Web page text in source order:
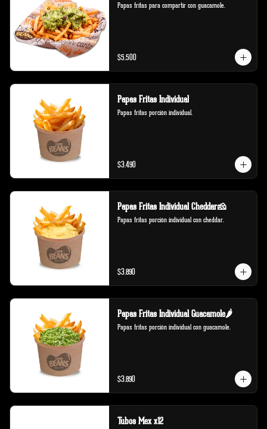
Papas fritas para compartir con guacamole.
$5.500
Papas Fritas Individual
Papas fritas porción individual.
$3.490
Papas Fritas Individual Cheddar🧀
Papas fritas porción individual con cheddar.
$3.890
Papas Fritas Individual Guacamole🌶️
Papas fritas porción individual con guacamole.
$3.890
Tubos Mex x12